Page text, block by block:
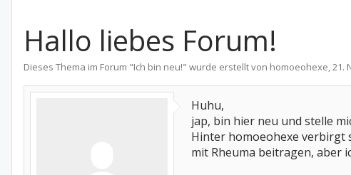
Hallo liebes Forum!
Dieses Thema im Forum "Ich bin neu!" wurde erstellt von homoeohexe,21.
Huhu,
jap, bin hier neu und stelle
Hinter homoeohexe verbirgt
mit Rheuma beitragen, aber